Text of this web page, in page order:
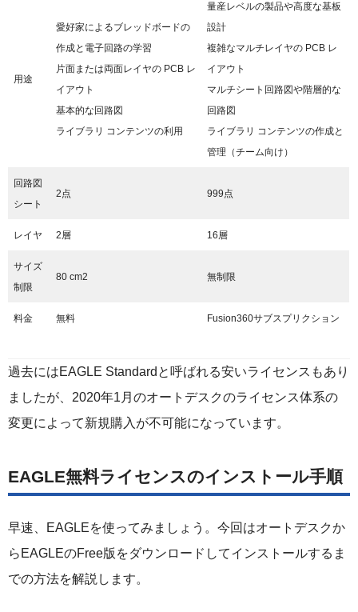
用途
愛好家によるブレッドボードの
作成と電子回路の学習
片面または両面レイヤの PCB レ
イアウト
基本的な回路図
ライブラリ コンテンツの利用
量産レベルの製品や高度な基板
設計
複雑なマルチレイヤの PCB レ
イアウト
マルチシート回路図や階層的な
回路図
ライブラリ コンテンツの作成と
管理（チーム向け）
回路図
シート
2点 999点
レイヤ 2層 16層
サイズ
制限
80 cm2 無制限
料金 無料 Fusion360サブスプリクション
過去にはEAGLE Standardと呼ばれる安いライセンスもあり
ましたが、2020年1月のオートデスクのライセンス体系の
変更によって新規購入が不可能になっています。
EAGLE無料ライセンスのインストール手順
早速、EAGLEを使ってみましょう。今回はオートデスクか
らEAGLEのFree版をダウンロードしてインストールするま
での方法を解説します。